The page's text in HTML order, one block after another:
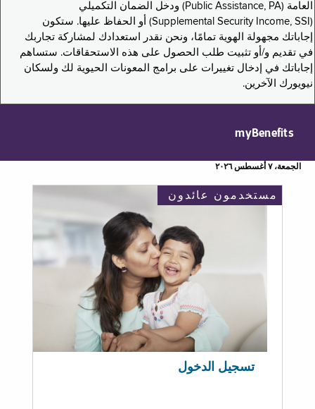
العامة (Public Assistance, PA) ودخل الضمان التكميلي
(Supplemental Security Income, SSI) أو الحفاظ عليها. ستكون
إجاباتك مجهولة الهوية تمامًا، ونحن نقدر استعدادك لمشاركة تجاربك
في تقديم و/أو تثبيت طلب الحصول على هذه الاستحقاقات. ستساهم
إجاباتك في إدخال تغييرات على برامج المعونات الحيوية لك ولسكان
نيويورك الآخرين.
myBenefits
الجمعة، ٧ أغسطس ٢٠٢٦
مستخدمون عائدون
تسجيل الدخول